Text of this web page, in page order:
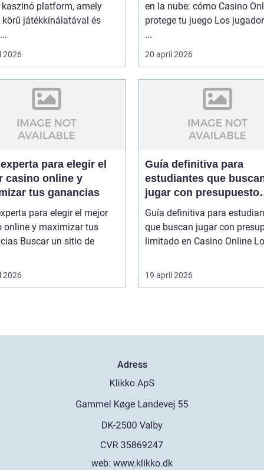
platform, amely
körű játékkínálatával és
2026
en la nube: cómo Casino
protege tu juego Los
...
20 april 2026
para elegir el
casino online y
tus ganancias
para elegir el mejor
online y maximizar tus
un sitio de
2026
Guía definitiva para
estudiantes que
jugar con presupuesto
limitado en Casino
Guía definitiva para
que buscan jugar con
limitado
19 april 2026
Adress
web: www.klikko.dk